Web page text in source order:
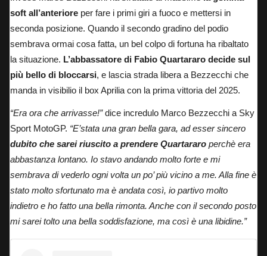
soft all’anteriore per fare i primi giri a fuoco e mettersi in
seconda posizione. Quando il secondo gradino del podio
sembrava ormai cosa fatta, un bel colpo di fortuna ha ribaltato
la situazione. L’abbassatore di Fabio Quartararo decide sul
più bello di bloccarsi, e lascia strada libera a Bezzecchi che
manda in visibilio il box Aprilia con la prima vittoria del 2025.
“Era ora che arrivasse!”dice incredulo Marco Bezzecchi a Sky
Sport MotoGP. “E’stata una gran bella gara, ad esser sincero
dubito che sarei riuscito a prendere Quartararo perchè era
abbastanza lontano. Io stavo andando molto forte e mi
sembrava di vederlo ogni volta un po’ più vicino a me. Alla fine è
stato molto sfortunato ma è andata così, io partivo molto
indietro e ho fatto una bella rimonta. Anche con il secondo posto
mi sarei tolto una bella soddisfazione, ma così è una libidine.”